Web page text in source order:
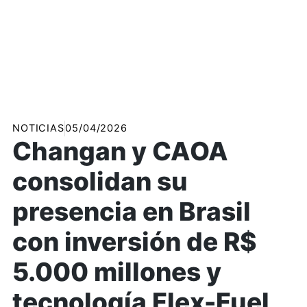
NOTICIAS05/04/2026
Changan y CAOA
consolidan su
presencia en Brasil
con inversión de R$
5.000 millones y